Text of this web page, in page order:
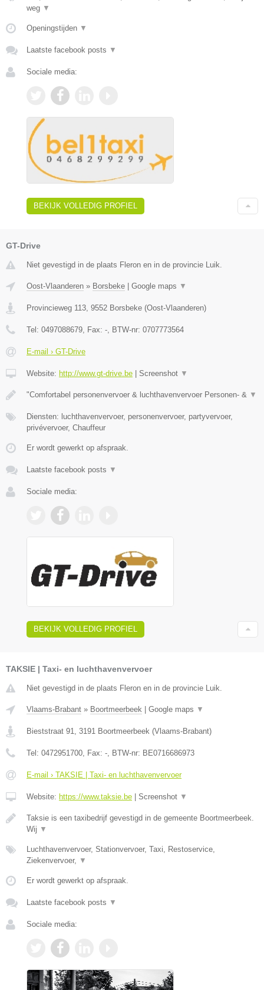
weg ▼
Openingstijden ▼
Laatste facebook posts ▼
Sociale media:
BEKIJK VOLLEDIG PROFIEL
GT-Drive
Niet gevestigd in de plaats Fleron en in de provincie Luik.
Oost-Vlaanderen » Borsbeke Google maps ▼
Provincieweg 113, 9552 Borsbeke (Oost-Vlaanderen)
Tel: 0497088679, Fax: -, BTW-nr: 0707773564
E-mail › GT-Drive
Website: http://www.gt-drive.be Screenshot ▼
"Comfortabel personenvervoer & luchthavenvervoer Personen- & ▼
Diensten: luchthavenvervoer, personenvervoer, partyvervoer,
privévervoer, Chauffeur
Er wordt gewerkt op afspraak.
Laatste facebook posts ▼
Sociale media:
BEKIJK VOLLEDIG PROFIEL
TAKSIE | Taxi- en luchthavenvervoer
Niet gevestigd in de plaats Fleron en in de provincie Luik.
Vlaams-Brabant » Boortmeerbeek Google maps ▼
Bieststraat 91, 3191 Boortmeerbeek (Vlaams-Brabant)
Tel: 0472951700, Fax: -, BTW-nr: BE0716686973
E-mail › TAKSIE | Taxi- en luchthavenvervoer
Website: https://www.taksie.be Screenshot ▼
Taksie is een taxibedrijf gevestigd in de gemeente Boortmeerbeek.
Wij ▼
Luchthavenvervoer, Stationvervoer, Taxi, Restoservice,
Ziekenvervoer, ▼
Er wordt gewerkt op afspraak.
Laatste facebook posts ▼
Sociale media: